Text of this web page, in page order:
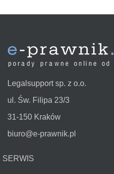
Legalsupport sp. z o.o.
ul. Św. Filipa 23/3
31-150 Kraków
biuro@e-prawnik.pl
SERWIS